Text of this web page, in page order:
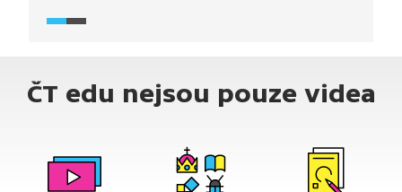
majetek šlechty podlehl znárodnění, byl zámek
ČT edu nejsou pouze videa